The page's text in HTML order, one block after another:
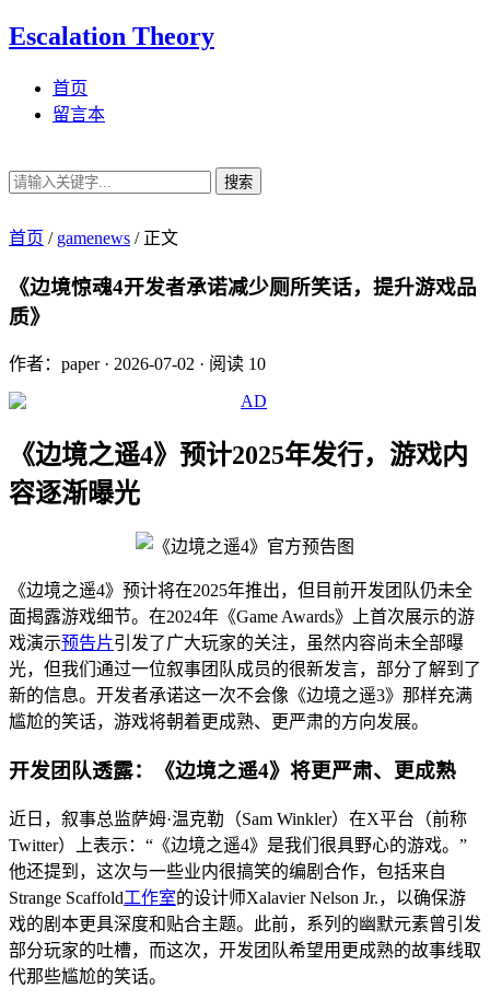
Escalation Theory
首页
留言本
搜索
首页 / gamenews /正文
《边境惊魂4开发者承诺减少厕所笑话，提升游戏品
质》
作者：paper· 2026-07-02 · 阅读 10
《边境之遥4》预计2025年发行，游戏内
容逐渐曝光
《边境之遥4》预计将在2025年推出，但目前开发团队仍未全
面揭露游戏细节。在2024年《Game Awards》上首次展示的游
戏演示预告片引发了广大玩家的关注，虽然内容尚未全部曝
光，但我们通过一位叙事团队成员的很新发言，部分了解到了
新的信息。开发者承诺这一次不会像《边境之遥3》那样充满
尴尬的笑话，游戏将朝着更成熟、更严肃的方向发展。
开发团队透露：《边境之遥4》将更严肃、更成熟
近日，叙事总监萨姆·温克勒（Sam Winkler）在X平台（前称
Twitter）上表示：“《边境之遥4》是我们很具野心的游戏。”
他还提到，这次与一些业内很搞笑的编剧合作，包括来自
Strange Scaffold工作室的设计师Xalavier Nelson Jr.，以确保游
戏的剧本更具深度和贴合主题。此前，系列的幽默元素曾引发
部分玩家的吐槽，而这次，开发团队希望用更成熟的故事线取
代那些尴尬的笑话。